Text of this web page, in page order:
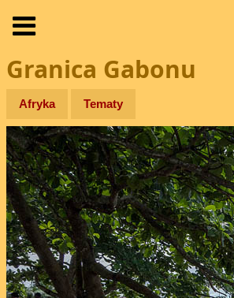
Granica Gabonu
Afryka Tematy